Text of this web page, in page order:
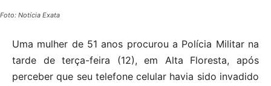
Foto: Notícia Exata
Uma mulher de 51 anos procurou a Polícia Militar na
tarde de terça-feira (12), em Alta Floresta, após
perceber que seu telefone celular havia sido invadido